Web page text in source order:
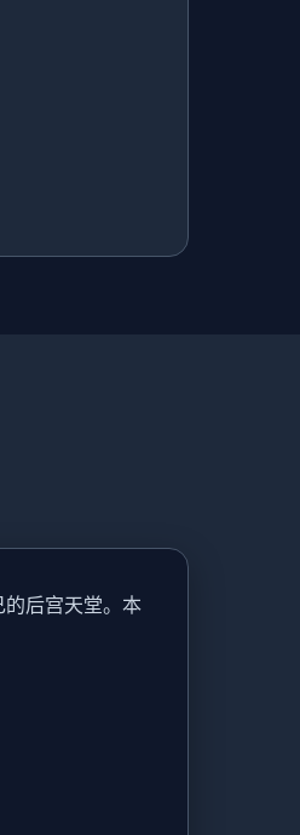
后宫天堂。本